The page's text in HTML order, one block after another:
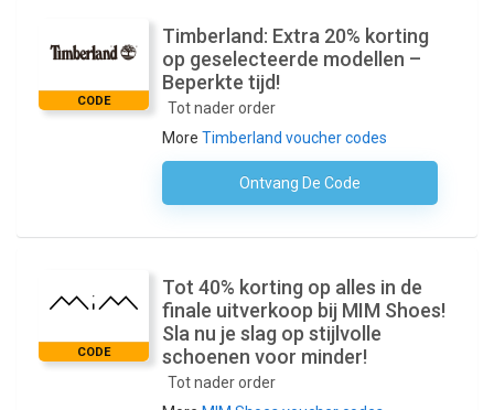
CODE
Timberland: Extra 20% korting
op geselecteerde modellen –
Beperkte tijd!
Tot nader order
More Timberland voucher codes
Ontvang De CodeGeen Code Nodig
CODE
Tot 40% korting op alles in de
finale uitverkoop bij MIM Shoes!
Sla nu je slag op stijlvolle
schoenen voor minder!
Tot nader order